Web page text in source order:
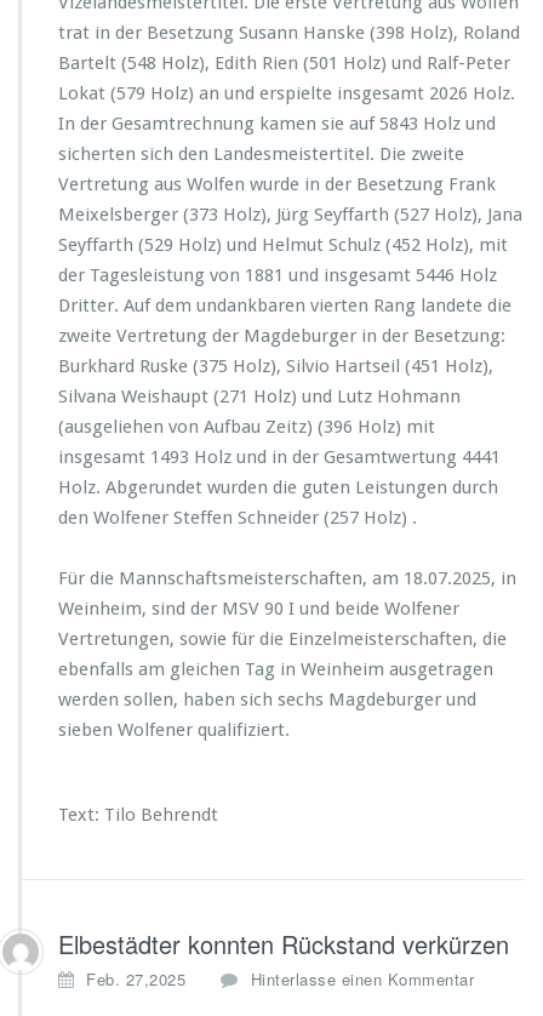
trat in der Besetzung Susann Hanske (398 Holz), Roland
Bartelt (548 Holz), Edith Rien (501 Holz) und Ralf-Peter
Lokat (579 Holz) an und erspielte insgesamt 2026 Holz.
In der Gesamtrechnung kamen sie auf 5843 Holz und
sicherten sich den Landesmeistertitel. Die zweite
Vertretung aus Wolfen wurde in der Besetzung Frank
Meixelsberger (373 Holz), Jürg Seyffarth (527 Holz), Jana
Seyffarth (529 Holz) und Helmut Schulz (452 Holz), mit
der Tagesleistung von 1881 und insgesamt 5446 Holz
Dritter. Auf dem undankbaren vierten Rang landete die
zweite Vertretung der Magdeburger in der Besetzung:
Burkhard Ruske (375 Holz), Silvio Hartseil (451 Holz),
Silvana Weishaupt (271 Holz) und Lutz Hohmann
(ausgeliehen von Aufbau Zeitz) (396 Holz) mit
insgesamt 1493 Holz und in der Gesamtwertung 4441
Holz. Abgerundet wurden die guten Leistungen durch
den Wolfener Steffen Schneider (257 Holz) .
Für die Mannschaftsmeisterschaften, am 18.07.2025, in
Weinheim, sind der MSV 90 I und beide Wolfener
Vertretungen, sowie für die Einzelmeisterschaften, die
ebenfalls am gleichen Tag in Weinheim ausgetragen
werden sollen, haben sich sechs Magdeburger und
sieben Wolfener qualifiziert.
Text: Tilo Behrendt
Elbestädter konnten Rückstand verkürzen
Feb. 27,2025 Hinterlasse einen Kommentar